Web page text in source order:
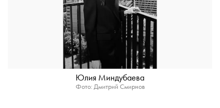
Юлия Миндубаева
Фото: Дмитрий Смирнов